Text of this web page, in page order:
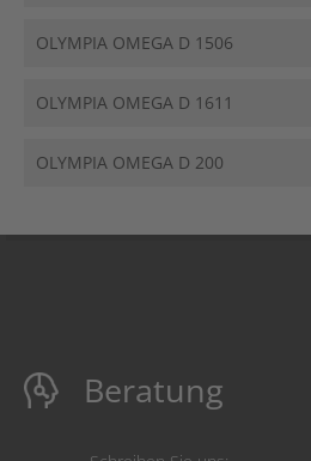
OLYMPIA OMEGA D 1506
OLYMPIA OMEGA D 1611
OLYMPIA OMEGA D 200
Beratung